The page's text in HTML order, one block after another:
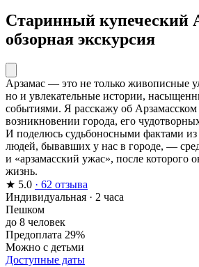
Старинный купеческий
обзорная экскурсия
Арзамас — это не только живописные
но и увлекательные истории,
событиями. Я расскажу об Арзамасском
возникновении города, его
И поделюсь судьбоносными фактами
людей, бывавших у нас в городе, —
и «арзамасский ужас», после которого
жизнь.
★ 5.0 · 62 отзыва
Индивидуальная · 2 часа
Пешком
до 8 человек
Предоплата 29%
Можно с детьми
Доступные даты